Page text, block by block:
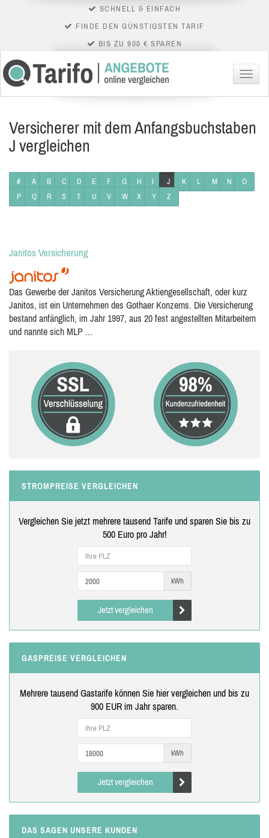
SCHNELL & EINFACH
FINDE DEN GÜNSTIGSTEN TARIF
BIS ZU 900 € SPAREN
Menü
Versicherer mit dem Anfangsbuchstaben
J vergleichen
# A B C D E F G H I J K L M N
O
P
Q R S T U V W X Y Z
Janitos Versicherung
Das Gewerbe der Janitos Versicherung Aktiengesellschaft, oder kurz
Janitos, ist ein Unternehmen des Gothaer Konzerns. Die Versicherung
bestand anfänglich, im Jahr 1997, aus 20 fest angestellten Mitarbeitern
und nannte sich MLP ...
STROMPREISE VERGLEICHEN
Vergleichen Sie jetzt mehrere tausend Tarife und sparen Sie bis zu
500 Euro pro Jahr!
kWh
Jetzt vergleichen
GASPREISE VERGLEICHEN
Mehrere tausend Gastarife können Sie hier vergleichen und bis zu
900 EUR im Jahr sparen.
kWh
Jetzt vergleichen
DAS SAGEN UNSERE KUNDEN